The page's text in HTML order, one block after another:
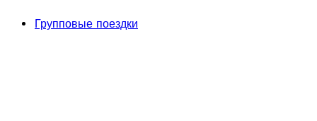
Групповые поездки